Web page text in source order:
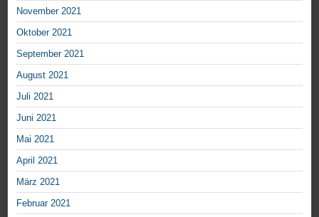
November 2021
Oktober 2021
September 2021
August 2021
Juli 2021
Juni 2021
Mai 2021
April 2021
März 2021
Februar 2021